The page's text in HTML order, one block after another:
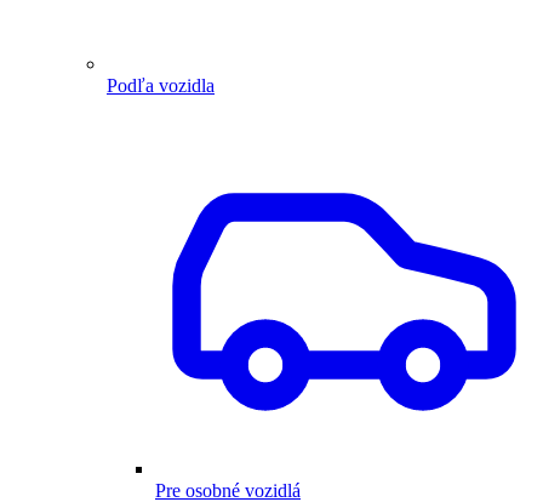
Podľa vozidla
Pre osobné vozidlá